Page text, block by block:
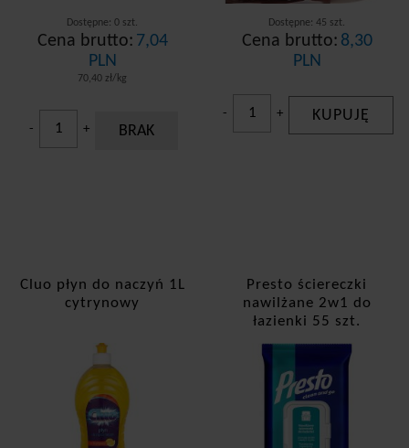
Dostępne: 0 szt.
Cena brutto: 7,04
PLN
70,40 zł/kg
- + BRAK
Dostępne: 45 szt.
Cena brutto: 8,30
PLN
- + KUPUJĘ
Cluo płyn do naczyń 1L
cytrynowy
Presto ściereczki
nawilżane 2w1 do
łazienki 55 szt.